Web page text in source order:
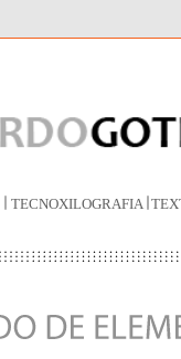
TECNOXILOGRAFIA